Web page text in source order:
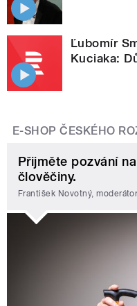
Ľubomír
Kuciaka:
E-SHOP ČESKÉHO
Přijměte pozvání
člověčiny.
František Novotný, moderátor